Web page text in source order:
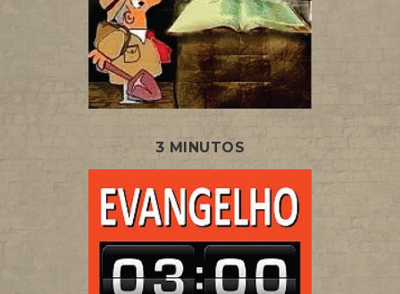
3 MINUTOS